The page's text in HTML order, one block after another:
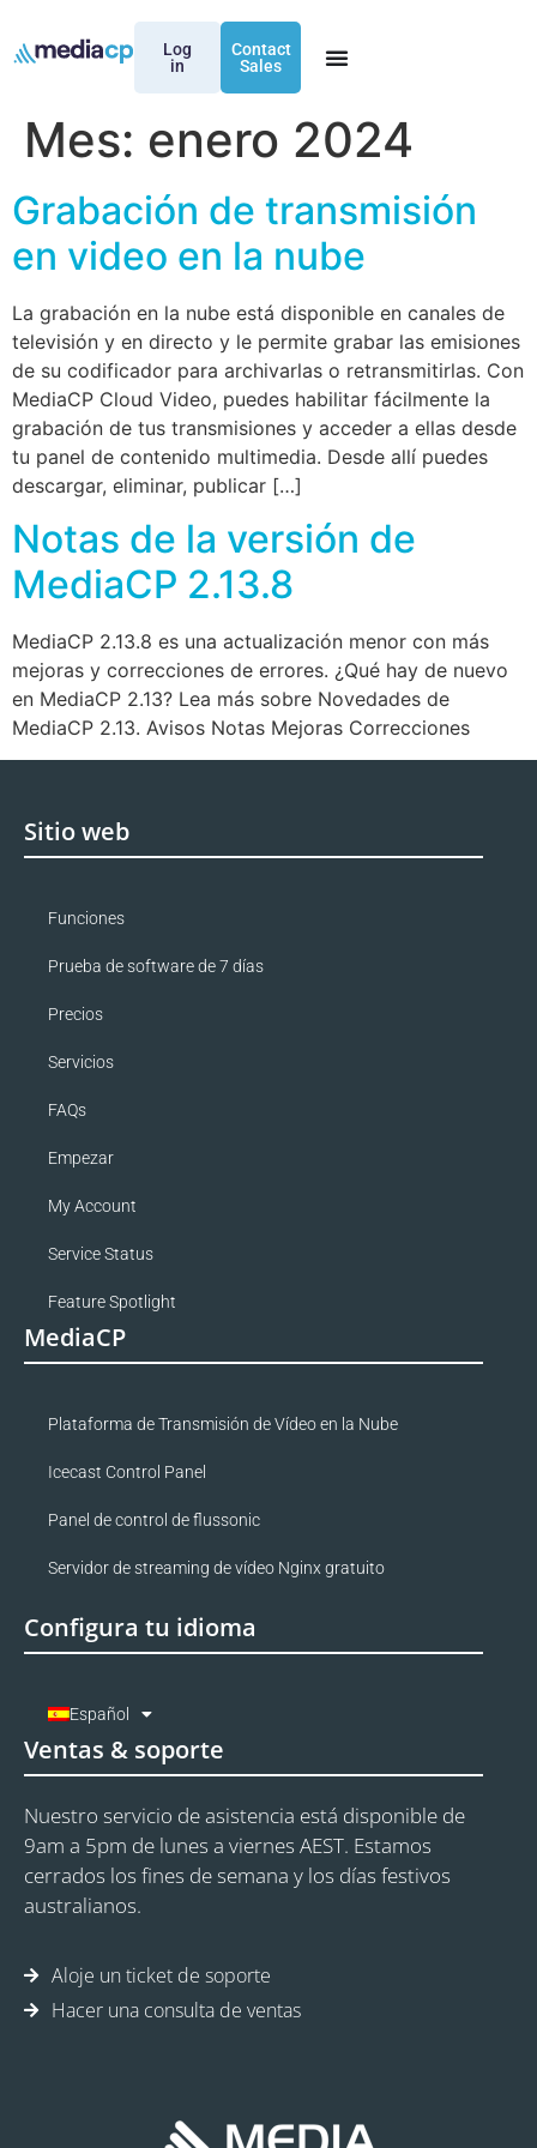
Log
in
Contact
Sales
Mes: enero 2024
Grabación de transmisión
en video en la nube
La grabación en la nube está disponible en canales de
televisión y en directo y le permite grabar las emisiones
de su codificador para archivarlas o retransmitirlas. Con
MediaCP Cloud Video, puedes habilitar fácilmente la
grabación de tus transmisiones y acceder a ellas desde
tu panel de contenido multimedia. Desde allí puedes
descargar, eliminar, publicar […]
Notas de la versión de
MediaCP 2.13.8
MediaCP 2.13.8 es una actualización menor con más
mejoras y correcciones de errores. ¿Qué hay de nuevo
en MediaCP 2.13? Lea más sobre Novedades de
MediaCP 2.13. Avisos Notas Mejoras Correcciones
Sitio web
Funciones
Prueba de software de 7 días
Precios
Servicios
FAQs
Empezar
My Account
Service Status
Feature Spotlight
MediaCP
Plataforma de Transmisión de Vídeo en la Nube
Icecast Control Panel
Panel de control de flussonic
Servidor de streaming de vídeo Nginx gratuito
Configura tu idioma
Español
Ventas & soporte
Nuestro servicio de asistencia está disponible de
9am a 5pm de lunes a viernes AEST. Estamos
cerrados los fines de semana y los días festivos
australianos.
Aloje un ticket de soporte
Hacer una consulta de ventas